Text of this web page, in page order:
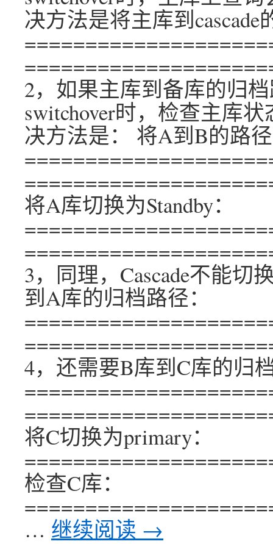
决方法是将主库到
2，如果主库到备库的归
switchover时，检查主库
决方法是： 将A到B的路
将A库切换为Standby：
3，同理，Cascade不能切
到A库的归档路径：
4，还需要B库到C库的归
将C切换为primary：
检查C库：
… 继续阅读 →